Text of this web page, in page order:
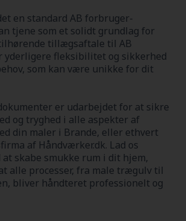
en standard AB forbruger-
tjene som et solidt grundlag for
tillægsaftale til AB
yderligere fleksibilitet og sikkerhed
som kan være unikke for dit
er udarbejdet for at sikre
og tryghed i alle aspekter af
din maler i Brande, eller ethvert
af Håndværker.dk. Lad os
skabe smukke rum i dit hjem,
alle processer, fra male trægulv til
bliver håndteret professionelt og